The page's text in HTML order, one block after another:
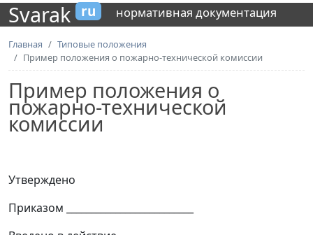
Svarak ru нормативная документация
Главная
Типовые положения
Пример положения о пожарно-технической комиссии
Пример положения о
пожарно-технической
комиссии
Утверждено
Приказом